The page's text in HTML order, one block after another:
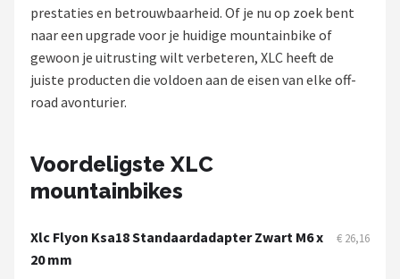
Basil
Volare
AXA
BBB Cycling
prestaties en betrouwbaarheid. Of je nu op zoek bent
naar een upgrade voor je huidige mountainbike of
gewoon je uitrusting wilt verbeteren, XLC heeft de
juiste producten die voldoen aan de eisen van elke off-
road avonturier.
Voordeligste XLC
mountainbikes
Xlc Flyon Ksa18 Standaardadapter Zwart M6 x
20 mm
€ 26,16